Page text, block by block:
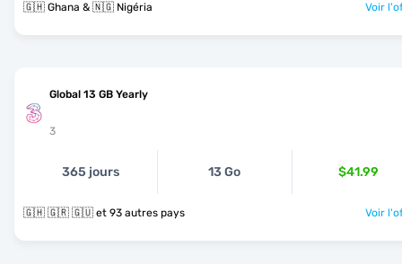
🇬🇭 Ghana & 🇳🇬 Nigéria Voir
Global 13 GB Yearly
3
365 jours 13 Go $41.99
🇬🇭 🇬🇷 🇬🇺 et 93 autres pays Voir